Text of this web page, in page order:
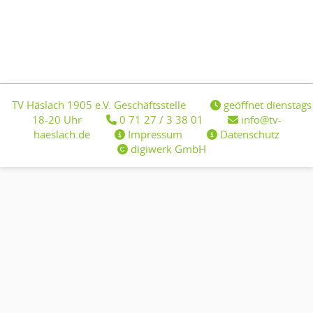
TV Häslach 1905 e.V. Geschäftsstelle
geöffnet dienstags
18-20 Uhr
0 71 27 / 3 38 01
info@tv-
haeslach.de
Impressum
Datenschutz
digiwerk GmbH